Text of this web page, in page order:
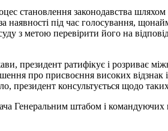
становлення законодавства
наявності під час голосування,
з метою перевірити його на
президент ратифікує і розриває
про присвоєння високих
президент консультується щодо
Генеральним штабом і командуючих